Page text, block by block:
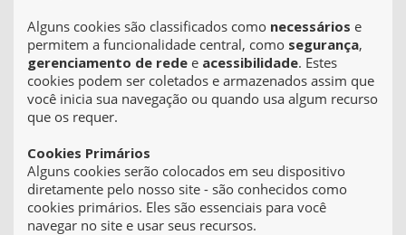
Alguns cookies são classificados como necessários e
permitem a funcionalidade central, como segurança,
gerenciamento de rede e acessibilidade. Estes
cookies podem ser coletados e armazenados assim que
você inicia sua navegação ou quando usa algum recurso
que os requer.
Cookies Primários
Alguns cookies serão colocados em seu dispositivo
diretamente pelo nosso site - são conhecidos como
cookies primários. Eles são essenciais para você
navegar no site e usar seus recursos.